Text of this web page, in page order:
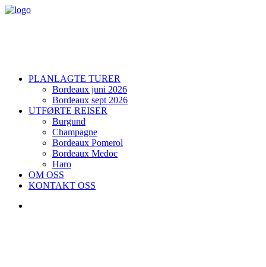
PLANLAGTE TURER
Bordeaux juni 2026
Bordeaux sept 2026
UTFØRTE REISER
Burgund
Champagne
Bordeaux Pomerol
Bordeaux Medoc
Haro
OM OSS
KONTAKT OSS